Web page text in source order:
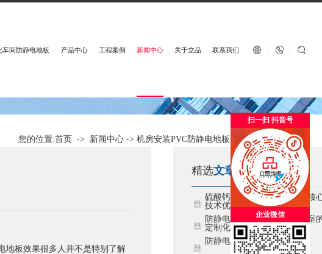
车间防静电地板 产品中心 工程案例 新闻中心 关于立品 联系我们 English  
您的位置:首页 -> 新闻中心-> 机房安装PVC防静电地板有哪些作用？
地板效果很多人并不是特别了解
精选文章
硫酸钙六面包钢架空地板的核
技术优势与防火安全价值
防静电地板在精密仪器实验室
定制化应用方案
​防静电地板设计铺设要去
扫一扫 抖音号
企业微信